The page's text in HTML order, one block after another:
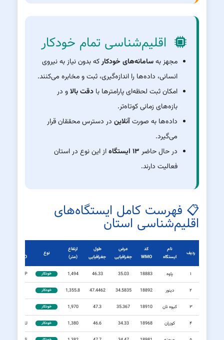
اقلیم‌شناسی تمام خودکار
مجهز بهسامانه‌های خودکارکه بدون نیاز به نیروی
انسانی، داده‌ها را اندازه‌گیری، ثبت و مخابره می‌کنند.
امکان ثبت لحظه‌ای پارامترها با دقت بالاو در
بازه‌های زمانی کوتاه‌تر.
داده‌ها به صورتآنلاین در دسترس محققان قرار
می‌گیرد.
در حال حاضر ۱۳ ایستگاه
از این نوع در استان
فعالیت دارند.
📋 فهرست کامل ایستگاه‌های
اقلیم‌شناسی استان
ردیف
نام
ایستگاه
کد
WMO
عرض
جغرافیایی
طول
جغرافیایی
ارتفاع
(متر)
نوع
ICAO
۱ پاوه 18883
35.03
46.33
1,494 خودکار KRXP
۲ دینور 18892
34.5835
47.4462
1,355.8 خودکار
۳ كيوه نان 18910
35.367
47.3
1,970 خودکار
۴ كوزران 18968
34.33
46.6
1,380 خودکار KSXU